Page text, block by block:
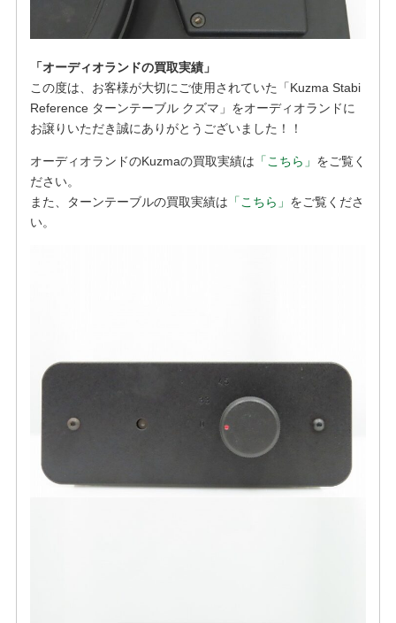
「オーディオランドの買取実績」
この度は、お客様が大切にご使用されていた「Kuzma Stabi
Reference ターンテーブル クズマ」をオーディオランドに
お譲りいただき誠にありがとうございました！！
オーディオランドのKuzmaの買取実績は 「こちら」 をご覧く
ださい。
また、ターンテーブルの買取実績は 「こちら」 をご覧くださ
い。